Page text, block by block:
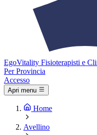
EgoVitality Fisioterapisti e
Per Provincia
Accesso
Apri menu
Home
Avellino